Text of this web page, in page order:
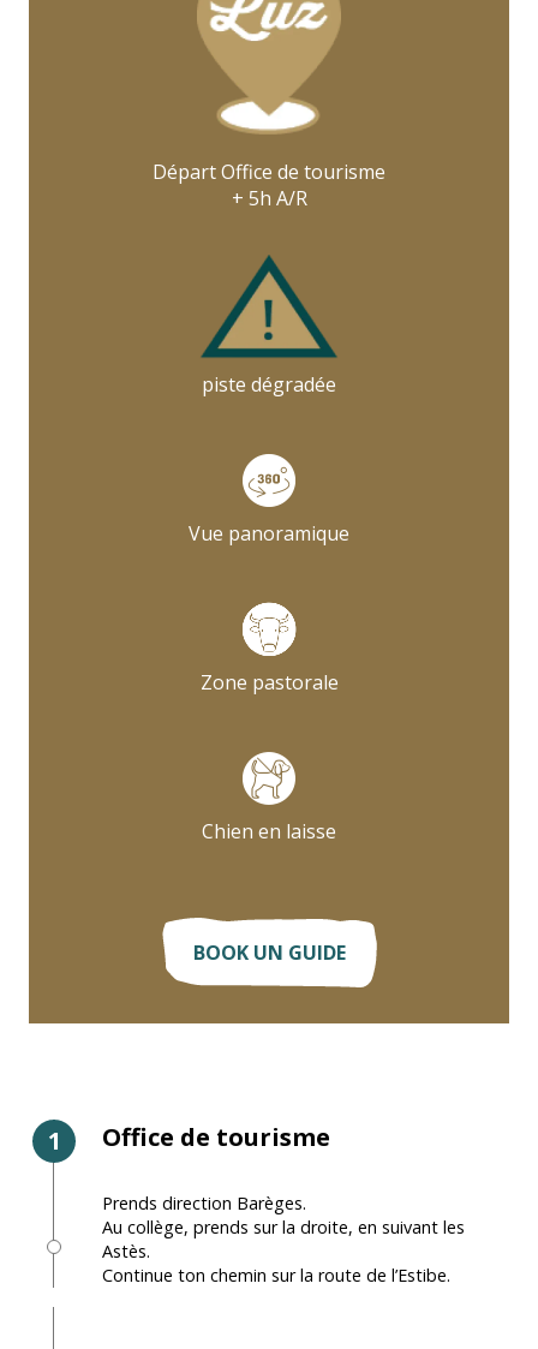
Départ Office de tourisme
+ 5h A/R
piste dégradée
Vue panoramique
Zone pastorale
Chien en laisse
BOOK UN GUIDE
1 Office de tourisme
Prends direction Barèges.
Au collège, prends sur la droite, en suivant les
Astès.
Continue ton chemin sur la route de l’Estibe.